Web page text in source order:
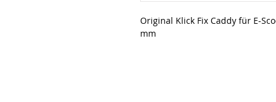
Original Klick Fix Caddy für E-
mm